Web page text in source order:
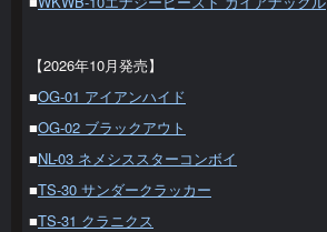
【2026年10月発売】
■OG-01 アイアンハイド
■OG-02 ブラックアウト
■NL-03 ネメシススターコンボイ
■TS-30 サンダークラッカー
■TS-31 クラニクス